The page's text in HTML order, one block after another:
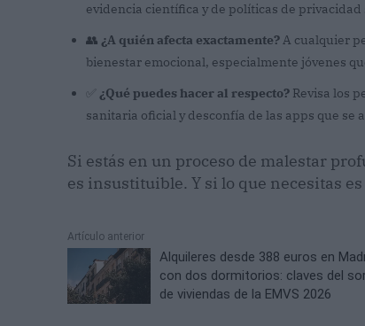
evidencia científica y de políticas de privacidad
👥 ¿A quién afecta exactamente?A cualquier
bienestar emocional, especialmente jóvenes
¿Qué puedes hacer al respecto? Revisa los
sanitaria oficial y desconfía de las apps que
Si estás en un proceso de malestar
es insustituible. Y si lo que necesitas
Artículo anterior
Alquileres desde 388 euros en
con dos dormitorios: claves del
de viviendas de la EMVS 2026